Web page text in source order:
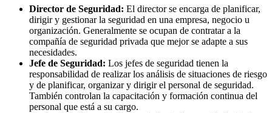
Director de Seguridad: El director se encarga de planificar,
dirigir y gestionar la seguridad en una empresa, negocio u
organización. Generalmente se ocupan de contratar a la
compañía de seguridad privada que mejor se adapte a sus
necesidades.
Jefe de Seguridad: Los jefes de seguridad tienen la
responsabilidad de realizar los análisis de situaciones de riesgo
y de planificar, organizar y dirigir el personal de seguridad.
También controlan la capacitación y formación continua del
personal que está a su cargo.